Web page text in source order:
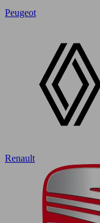
Peugeot
Renault